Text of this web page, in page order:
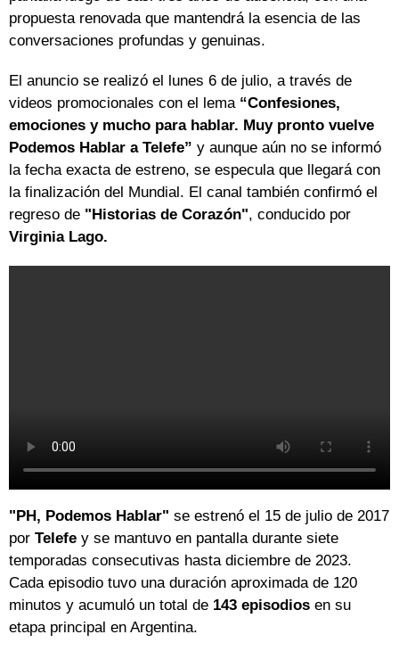
propuesta renovada que mantendrá la esencia de las
conversaciones profundas y genuinas.
El anuncio se realizó el lunes 6 de julio, a través de
videos promocionales con el lema “Confesiones,
emociones y mucho para hablar. Muy pronto vuelve
Podemos Hablar a Telefe” y aunque aún no se informó
la fecha exacta de estreno, se especula que llegará con
la finalización del Mundial. El canal también confirmó el
regreso de "Historias de Corazón", conducido por
Virginia Lago.
"PH, Podemos Hablar" se estrenó el 15 de julio de 2017
por Telefe y se mantuvo en pantalla durante siete
temporadas consecutivas hasta diciembre de 2023.
Cada episodio tuvo una duración aproximada de 120
minutos y acumuló un total de 143 episodios en su
etapa principal en Argentina.